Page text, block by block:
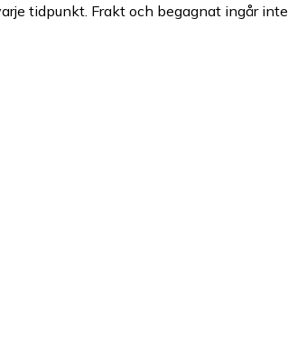
tidpunkt. Frakt och begagnat ingår inte.